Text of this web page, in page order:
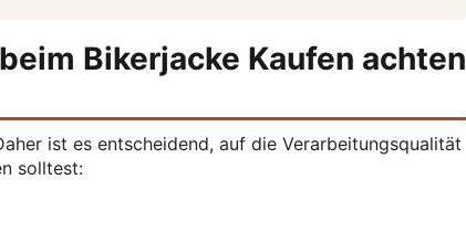
Bikerjacke Kaufen achten
ist es entscheidend, auf die Verarbeitungsqualität
solltest: